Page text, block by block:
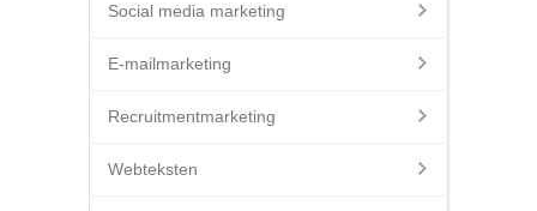
Social media marketing
E-mailmarketing
Recruitmentmarketing
Webteksten